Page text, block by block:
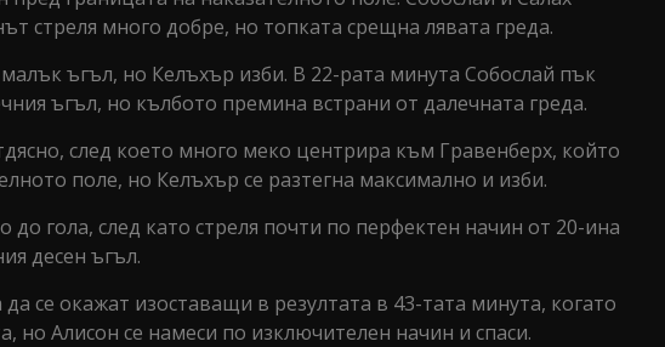
стреля много добре, но топката срещна лявата греда.
ъгъл, но Келъхър изби. В 22-рата минута Собослай пък
ъгъл, но кълбото премина встрани от далечната греда.
след което много меко центрира към Гравенберх, който
поле, но Келъхър се разтегна максимално и изби.
гола, след като стреля почти по перфектен начин от 20-ина
десен ъгъл.
се окажат изоставащи в резултата в 43-тата минута, когато
но Алисон се намеси по изключителен начин и спаси.